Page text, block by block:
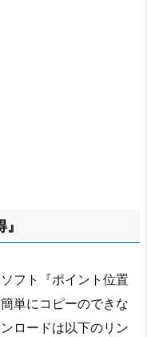
フト『ポイント位置
単にコピーのできな
ロードは以下のリン